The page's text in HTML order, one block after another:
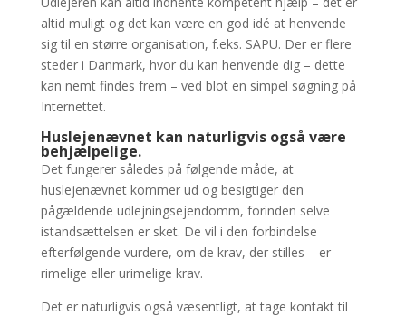
altid muligt og det kan være en god idé at henvende
sig til en større organisation, f.eks. SAPU. Der er flere
steder i Danmark, hvor du kan henvende dig – dette
kan nemt findes frem – ved blot en simpel søgning på
Internettet.
Huslejenævnet kan naturligvis også være
behjælpelige.
Det fungerer således på følgende måde, at
huslejenævnet kommer ud og besigtiger den
pågældende udlejningsejendomm, forinden selve
istandsættelsen er sket. De vil i den forbindelse
efterfølgende vurdere, om de krav, der stilles – er
rimelige eller urimelige krav.
Det er naturligvis også væsentligt, at tage kontakt til